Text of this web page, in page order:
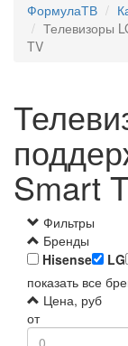
ФормулаТВ
Телевизоры
TV
Smart
Фильтры
Бренды
Hisense
LG
показать все
Цена, руб
от